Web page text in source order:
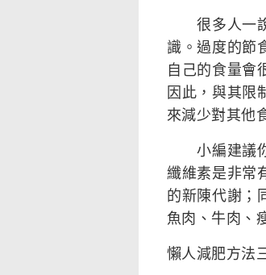
很多人一說
識。過度的節
自己的食量會
因此，與其限
來減少對其他
小編建議你
纖維素是非常
的新陳代謝；
魚肉、牛肉、
懶人減肥方法